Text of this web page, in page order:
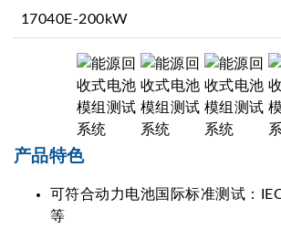
17040E-200kW
产品特色
可符合动力电池国际标准测试：
等